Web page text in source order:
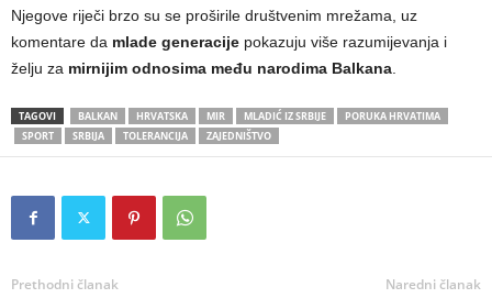
Njegove riječi brzo su se proširile društvenim mrežama, uz
komentare da mlade generacije pokazuju više razumijevanja i
želju za mirnijim odnosima među narodima Balkana
TAGOVI BALKAN HRVATSKA MIR MLADIĆ IZ SRBIJE
PORUKA HRVATIMA
SPORT
SRBIJA TOLERANCIJA ZAJEDNIŠTVO
Prethodni članak Naredni članak